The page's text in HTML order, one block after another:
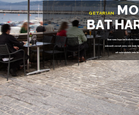
GETARIAN
BAT
Goza ezazu kopa bat txakolin
antxoarik onenak janez, edo dasta
zuk aukeratutako ardo